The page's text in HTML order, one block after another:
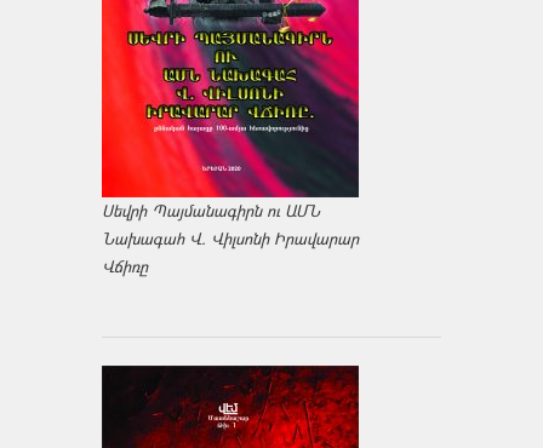
Սեվրի Պայմանագիրն ու ԱՄՆ
Նախագահ Վ. Վիլսոնի Իրավարար
Վճիռը